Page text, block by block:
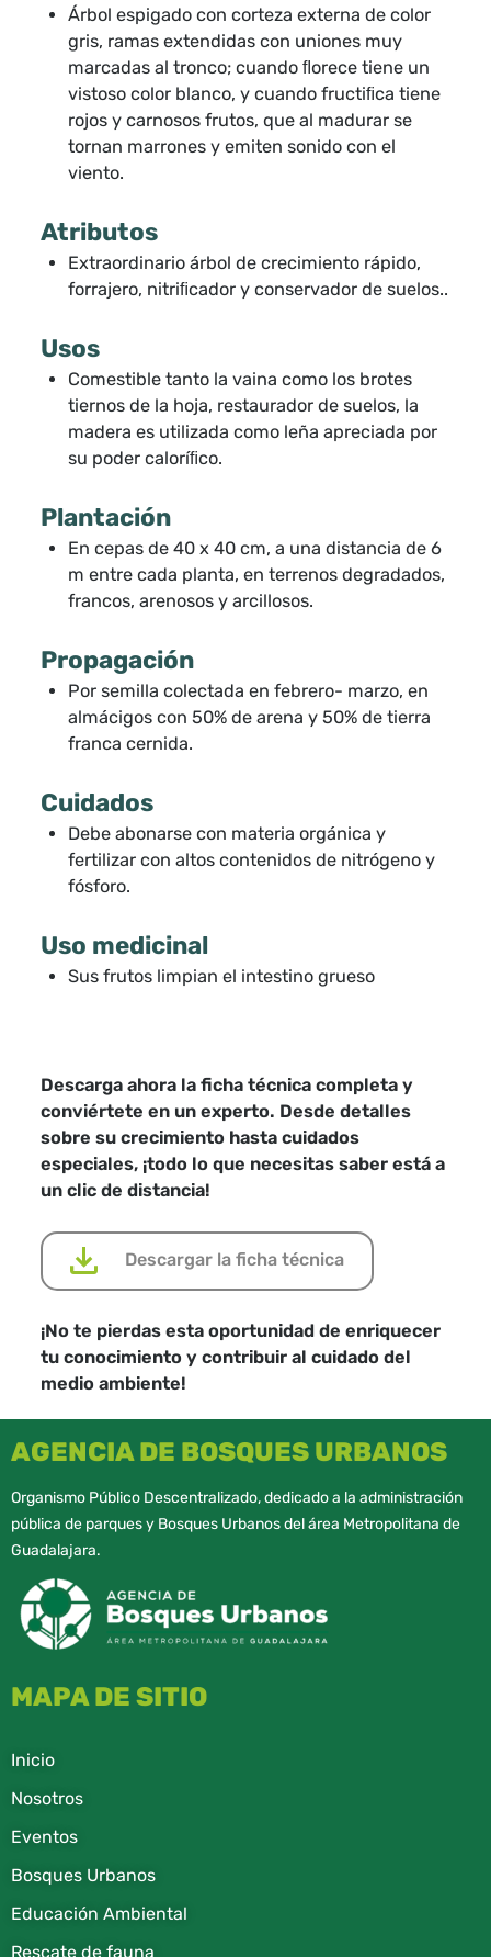
Árbol espigado con corteza externa de color
gris, ramas extendidas con uniones muy
marcadas al tronco; cuando ﬂorece tiene un
vistoso color blanco, y cuando fructiﬁca tiene
rojos y carnosos frutos, que al madurar se
tornan marrones y emiten sonido con el
viento.
Atributos
Extraordinario árbol de crecimiento rápido,
forrajero, nitriﬁcador y conservador de suelos..
Usos
Comestible tanto la vaina como los brotes
tiernos de la hoja, restaurador de suelos, la
madera es utilizada como leña apreciada por
su poder caloríﬁco.
Plantación
En cepas de 40 x 40 cm, a una distancia de 6
m entre cada planta, en terrenos degradados,
francos, arenosos y arcillosos.
Propagación
Por semilla colectada en febrero- marzo, en
almácigos con 50% de arena y 50% de tierra
franca cernida.
Cuidados
Debe abonarse con materia orgánica y
fertilizar con altos contenidos de nitrógeno y
fósforo.
Uso medicinal
Sus frutos limpian el intestino grueso
Descarga ahora la ficha técnica completa y
conviértete en un experto. Desde detalles
sobre su crecimiento hasta cuidados
especiales, ¡todo lo que necesitas saber está a
un clic de distancia!
Descargar la ficha técnica
¡No te pierdas esta oportunidad de enriquecer
tu conocimiento y contribuir al cuidado del
medio ambiente!
AGENCIA DE BOSQUES URBANOS
Organismo Público Descentralizado, dedicado a la administración
pública de parques y Bosques Urbanos del área Metropolitana de
Guadalajara.
MAPA DE SITIO
Inicio
Nosotros
Eventos
Bosques Urbanos
Educación Ambiental
Rescate de fauna​